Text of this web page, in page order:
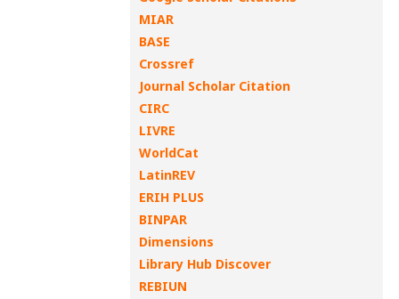
MIAR
BASE
Crossref
Journal Scholar Citation
CIRC
LIVRE
WorldCat
LatinREV
ERIH PLUS
BINPAR
Dimensions
Library Hub Discover
REBIUN